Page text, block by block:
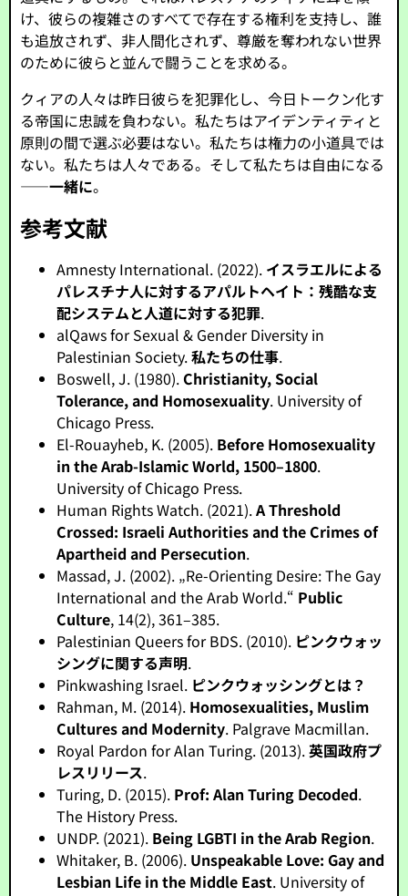
け、彼らの複雑さのすべてで存在する権利を支持し、誰
も追放されず、非人間化されず、尊厳を奪われない世界
のために彼らと並んで闘うことを求める。
クィアの人々は昨日彼らを犯罪化し、今日トークン化す
る帝国に忠誠を負わない。私たちはアイデンティティと
原則の間で選ぶ必要はない。私たちは権力の小道具では
ない。私たちは人々である。そして私たちは自由になる
——一緒に。
参考文献
Amnesty International. (2022). イスラエルによる
パレスチナ人に対するアパルトヘイト：残酷な支
配システムと人道に対する犯罪.
alQaws for Sexual & Gender Diversity in
Palestinian Society.私たちの仕事.
Boswell, J. (1980).Christianity, Social
Tolerance, and Homosexuality. University of
Chicago Press.
El-Rouayheb, K. (2005). Before Homosexuality
in the Arab-Islamic World, 1500–1800.
University of Chicago Press.
Human Rights Watch. (2021).A Threshold
Crossed: Israeli Authorities and the Crimes of
Apartheid and Persecution.
Massad, J. (2002). „Re-Orienting Desire: The Gay
International and the Arab World.“ Public
Culture, 14(2), 361–385.
Palestinian Queers for BDS. (2010). ピンクウォッ
シングに関する声明.
Pinkwashing Israel. ピンクウォッシングとは？
Rahman, M. (2014). Homosexualities, Muslim
Cultures and Modernity. Palgrave Macmillan.
Royal Pardon for Alan Turing. (2013).英国政府プ
レスリリース.
Turing, D. (2015). Prof: Alan Turing Decoded.
The History Press.
UNDP. (2021). Being LGBTI in the Arab Region.
Whitaker, B. (2006). Unspeakable Love: Gay and
Lesbian Life in the Middle East. University of